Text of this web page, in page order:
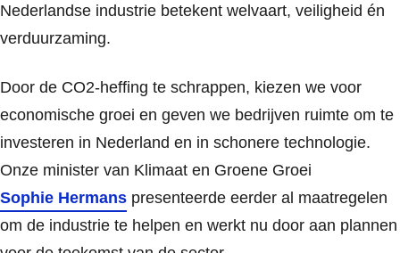
Nederlandse industrie betekent welvaart, veiligheid én
verduurzaming.
Door de CO2-heffing te schrappen, kiezen we voor
economische groei en geven we bedrijven ruimte om te
investeren in Nederland en in schonere technologie.
Onze minister van Klimaat en Groene Groei
Sophie Hermans presenteerde eerder al maatregelen
om de industrie te helpen en werkt nu door aan plannen